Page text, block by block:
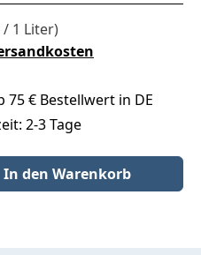
/ 1 Liter)
€ Bestellwert in DE
2-3 Tage
Wert ein oder benutze
In den Warenkorb